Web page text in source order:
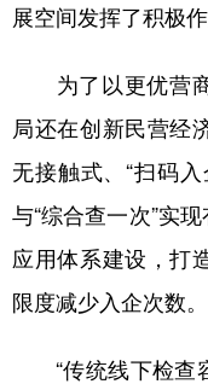
展空间发挥了积极作
为了以更优营商
局还在创新民营经
无接触式、“扫码
与“综合查一次”实
应用体系建设，打
限度减少入企次数。
“传统线下检查容